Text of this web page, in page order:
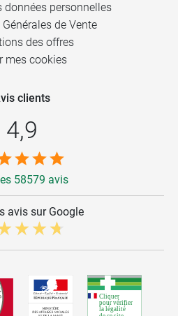
données personnelles
de Vente
des offres
mes cookies
clients
4,9
58579 avis
avis sur Google